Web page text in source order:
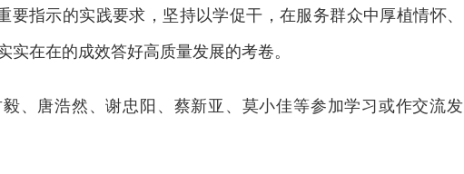
要指示的实践要求，坚持以学促干，在服务群众中厚植情怀、
在在的成效答好高质量发展的考卷。
、唐浩然、谢忠阳、蔡新亚、莫小佳等参加学习或作交流发